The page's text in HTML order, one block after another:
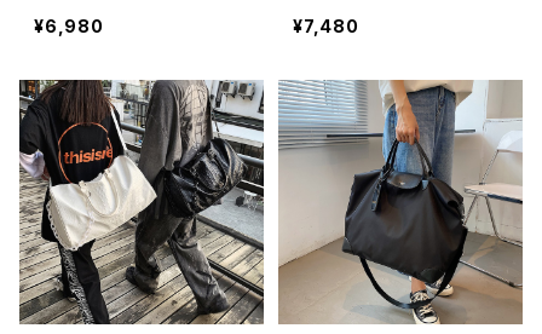
冬 春 夏 秋 冬 黒 ユニセッ
クス ショルダーバッグ バッ
ッグ ジムバッグ 大容量バッ
グ バック シンプル ハンドバ
ッグ ジム ボストンバック ボ
ストン バック ショルダー ト
ラベル 旅行バック 手提げ
かばん ママバッグ 大容量
大きめ 美容師バッグ スタイ
リストバッグ 旅行 通学 通
勤 大学生 女の子 女性 男
性 子供 A4 B4 ブラック カ
¥6,980
冬 春 夏 秋 冬 黒 ユニセッ
クス ショルダーバッグ バッ
ッグ ジムバッグ 大容量バッ
グ バック シンプル ハンドバ
ッグ ジム ボストンバック ボ
ストン バック ショルダー ト
ラベル 旅行バック かばん
ママバッグ 大容量 大きめ
美容師バッグ スタイリスト
バッグ 旅行 通学 通勤 大学
生 女の子 女性 男性 子供
A4 B4 ブラック カーキ カ
¥7,480